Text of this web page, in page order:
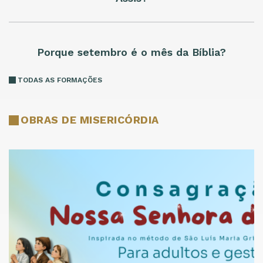
Porque setembro é o mês da Bíblia?
TODAS AS FORMAÇÕES
OBRAS DE MISERICÓRDIA